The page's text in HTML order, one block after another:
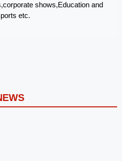
shows,Education and
etc.